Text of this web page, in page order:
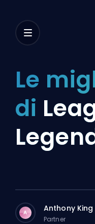
Le
di
A Anthony King
Partner